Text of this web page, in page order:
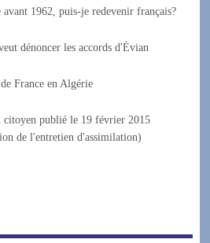
avant 1962, puis-je redevenir français?
dénoncer les accords d'Évian
France en Algérie
publié le 19 février 2015
de l'entretien d'assimilation)